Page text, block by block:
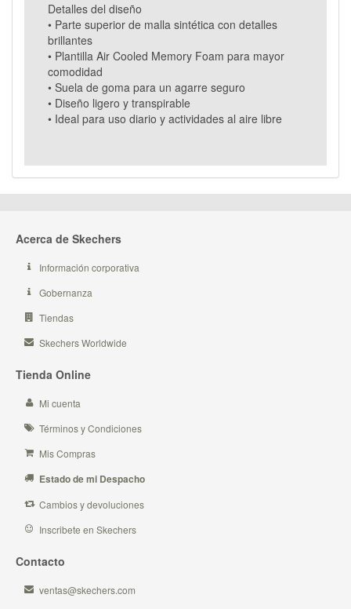
Detalles del diseño
• Parte superior de malla sintética con detalles
brillantes
• Plantilla Air Cooled Memory Foam para mayor
comodidad
• Suela de goma para un agarre seguro
• Diseño ligero y transpirable
• Ideal para uso diario y actividades al aire libre
Acerca de Skechers
Información corporativa
Gobernanza
Tiendas
Skechers Worldwide
Tienda Online
Mi cuenta
Términos y Condiciones
Mis Compras
Estado de mi Despacho
Cambios y devoluciones
Inscribete en Skechers
Contacto
ventas@skechers.com